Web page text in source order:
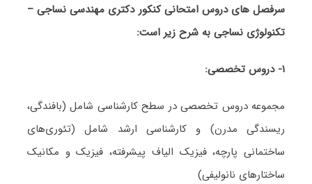
سرفصل های دروس امتحانی کنکور دکتری مهندسی نساجی –
تکنولوژی نساجی به شرح زیر است:
۱- دروس تخصصی:
مجموعه دروس تخصصی در سطح کارشناسی شامل (بافندگی،
ریسندگی مدرن) و کارشناسی ارشد شامل (تئوری‌های
ساختمانی پارچه، فیزیک الیاف پیشرفته، فیزیک و مکانیک
ساختارهای نانولیفی)